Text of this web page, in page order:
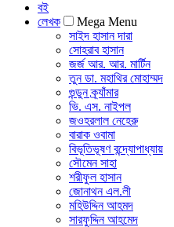
বই
লেখক
Mega Menu
সাইদ হাসান দারা
সোহরাব হাসান
জর্জ আর. আর. মার্টিন
তুন ডা. মহাথির মোহাম্মদ
গুন্ডুন ক্র্যাঁমার
ভি. এস. নাইপল
জওহরলাল নেহেরু
বারাক ওবামা
বিভূতিভূষণ বন্দ্যোপাধ্যায়
সৌমেন সাহা
শরীফুল হাসান
জোনাথন এল.লী
মহিউদ্দিন আহমদ
সারফুদ্দিন আহমেদ